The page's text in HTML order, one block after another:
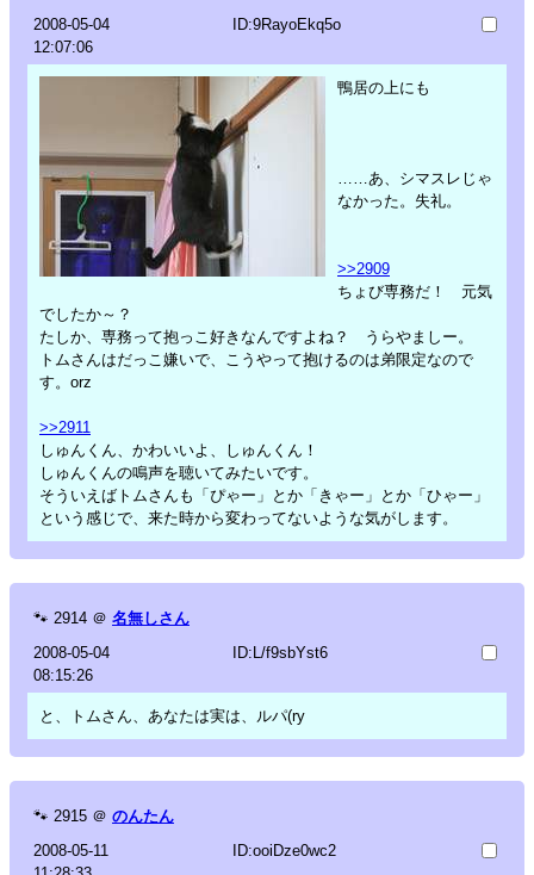
2008-05-04
12:07:06
ID:9RayoEkq5o
鴨居の上にも
……あ、シマスレじゃ
なかった。失礼。
>>2909
ちょび専務だ！ 元気
でしたか～？
たしか、専務って抱っこ好きなんですよね？ うらやましー。
トムさんはだっこ嫌いで、こうやって抱けるのは弟限定なので
す。orz
>>2911
しゅんくん、かわいいよ、しゅんくん！
しゅんくんの鳴声を聴いてみたいです。
そういえばトムさんも「ぴゃー」とか「きゃー」とか「ひゃー」
という感じで、来た時から変わってないような気がします。
🐾 2914 ＠ 名無しさん
2008-05-04
08:15:26
ID:L/f9sbYst6
と、トムさん、あなたは実は、ルパ(ry
🐾 2915 ＠ のんたん
2008-05-11
ID:ooiDze0wc2